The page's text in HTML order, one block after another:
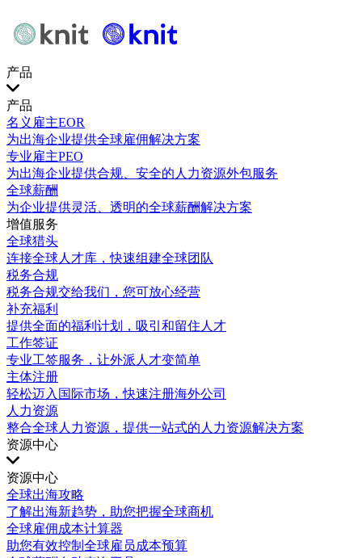
产品
产品
名义雇主EOR
为出海企业提供全球雇佣解决方案
专业雇主PEO
为出海企业提供合规、安全的人力资源外包服务
全球薪酬
为企业提供灵活、透明的全球薪酬解决方案
增值服务
全球猎头
连接全球人才库，快速组建全球团队
税务合规
税务合规交给我们，您可放心经营
补充福利
提供全面的福利计划，吸引和留住人才
工作签证
专业工签服务，让外派人才变简单
主体注册
轻松迈入国际市场，快速注册海外公司
人力资源
整合全球人力资源，提供一站式的人力资源解决方案
资源中心
资源中心
全球出海攻略
了解出海新趋势，助您把握全球商机
全球雇佣成本计算器
助您有效控制全球雇员成本预算